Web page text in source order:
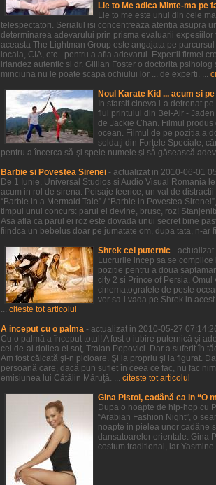
Lie to Me adica Minte-ma pe
Lie to me este unul din cele
telespectatori. Serialul isi concentreaza atentia asupra
determinarea adevarului prin prisma evaluarii
aceasta The Lightman Group este angajata pe
locala, CIA, etc - pentru a afla adevarul. Expertii firmei
irlandez autentic si dr. Gillian Foster o doctorita
minciuna nu le poate scapa ochiului lor ... de experti. ...
Noul Karate Kid ... acum si
In sfarsit cineva l-a detronat
fiul printului din Bel-Air -
de Jackie Chan. Filmul
ocean. Filmul de pe pozitia a
soldaţi din Forţele Speciale,
pentru a încerca să-şi spele numele şi să găsească
Barbie si Povestea Sirenei - actualizat in 2010-06-01
De 1 Iunie, Universal Studios si Audio Visual Romania
acum in rol de sirena. Peisaje feerice, un val de
“Barbie in a Mermaid Tale” / “Barbie in Povestea
timpul unui concurs: parul ei devine, brusc, roz!
Asa afla ca parul ei roz este dovada unui secret bine
fiindca un bebelus doar pe jumatate om, dupa tata, n-ar
Shrek cel puternic -
Lucrurile incep sa se
pozitie pentru a doua
city 2 si Prince of Persia.
cinematografele de peste
vor sa-l vada pe Shrek in
... citeste tot articolul
A inceput cu o palma - actualizat in 2010-05-27
Cu o palmă a început totul! A fost o iubire puternică şi
cel de-al doilea ei soţ, Traian Popovici. Dar a suferit în
Am fost călcată şi-n picioare. Şi la propriu şi la figurat.
persoană care, dacă pun suflet în ceea ce fac, nu fac
emisiunea lui Cătălin Măruţă. ... citeste tot articolul
Gina Pistol, cadână ca in “O
Dupa o noapte de hip-hop cu
“Arabian Fashion Night”, o
noapte in pielea unor cadâne
dansatoarelor orientale. Gina
costum traditional, iar